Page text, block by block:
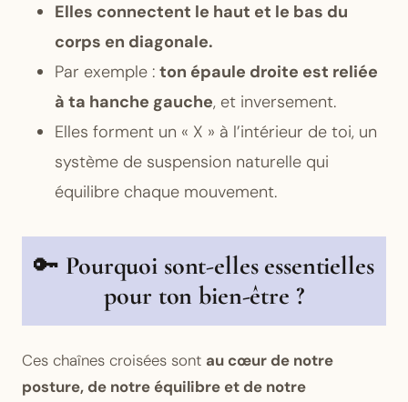
Elles connectent le haut et le bas du
corps en diagonale.
Par exemple : ton épaule droite est reliée
à ta hanche gauche, et inversement.
Elles forment un « X » à l’intérieur de toi, un
système de suspension naturelle qui
équilibre chaque mouvement.
🔑 Pourquoi sont-elles essentielles
pour ton bien-être ?
Ces chaînes croisées sont au cœur de notre
posture, de notre équilibre et de notre